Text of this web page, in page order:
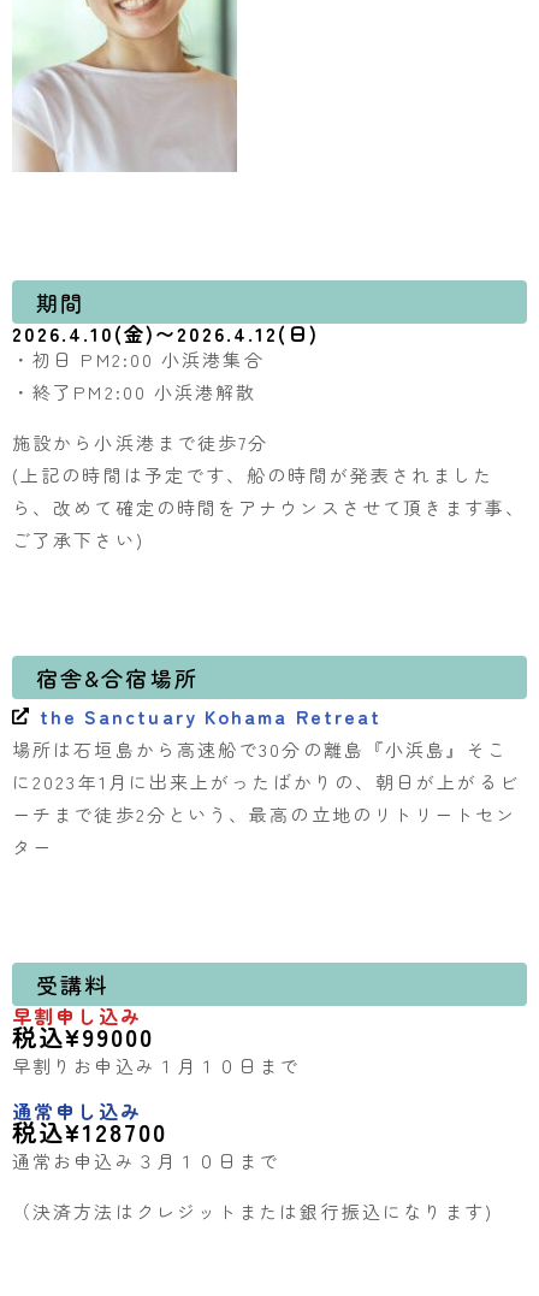
期間
2026.4.10(金)〜2026.4.12(日)
・初日 PM2:00 小浜港集合
・終了PM2:00 小浜港解散
施設から小浜港まで徒歩7分
(上記の時間は予定です、船の時間が発表されました
ら、改めて確定の時間をアナウンスさせて頂きます事、
ご了承下さい)
宿舎&合宿場所
the Sanctuary Kohama Retreat
場所は石垣島から高速船で30分の離島『小浜島』そこ
に2023年1月に出来上がったばかりの、朝日が上がるビ
ーチまで徒歩2分という、最高の立地のリトリートセン
ター
受講料
早割申し込み
税込¥99000
早割りお申込み１月１０日まで
通常申し込み
税込¥128700
通常お申込み３月１０日まで
（決済方法はクレジットまたは銀行振込になります)